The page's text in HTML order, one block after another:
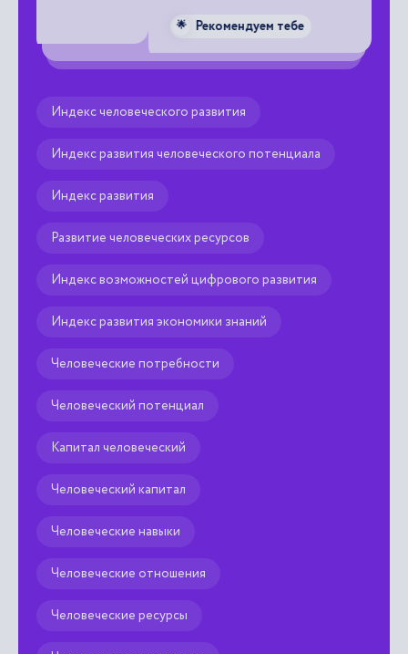
Рекомендуем тебе
Индекс человеческого развития
Индекс развития человеческого потенциала
Индекс развития
Развитие человеческих ресурсов
Индекс возможностей цифрового развития
Индекс развития экономики знаний
Человеческие потребности
Человеческий потенциал
Капитал человеческий
Человеческий капитал
Человеческие навыки
Человеческие отношения
Человеческие ресурсы